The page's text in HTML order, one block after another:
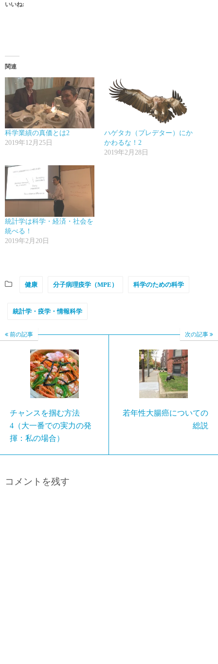
いいね:
関連
科学業績の真価とは2
2019年12月25日
ハゲタカ（プレデター）にか
かわるな！2
2019年2月28日
統計学は科学・経済・社会を
統べる！
2019年2月20日
健康 分子病理疫学（MPE） 科学のための科学
統計学・疫学・情報科学
前の記事
チャンスを掴む方法
4（大一番での実力の発
揮：私の場合）
次の記事
若年性大腸癌についての
総説
コメントを残す